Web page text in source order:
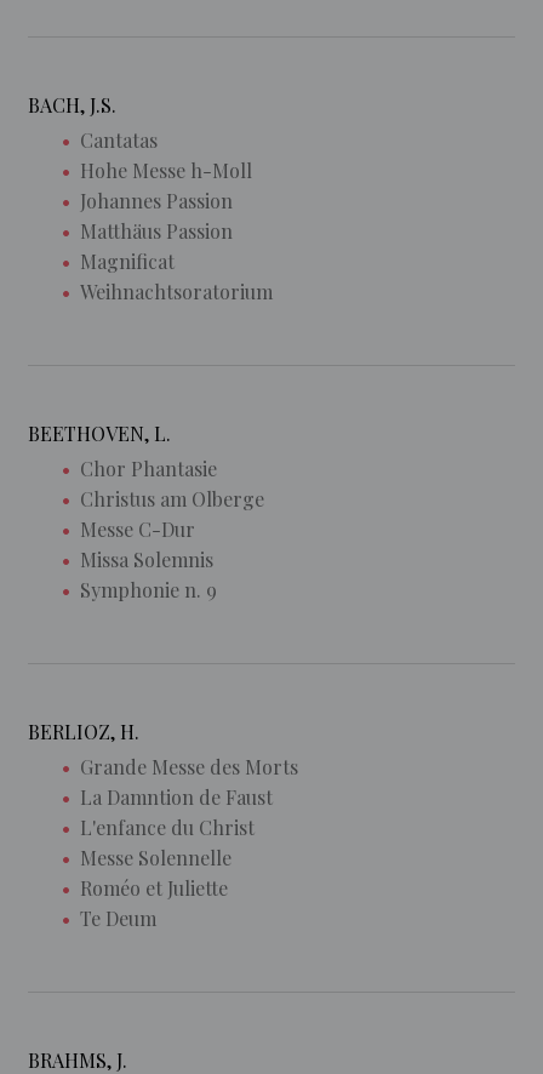
BACH, J.S.
Cantatas
Hohe Messe h-Moll
Johannes Passion
Matthäus Passion
Magnificat
Weihnachtsoratorium
BEETHOVEN, L.
Chor Phantasie
Christus am Olberge
Messe C-Dur
Missa Solemnis
Symphonie n. 9
BERLIOZ, H.
Grande Messe des Morts
La Damntion de Faust
L'enfance du Christ
Messe Solennelle
Roméo et Juliette
Te Deum
BRAHMS, J.